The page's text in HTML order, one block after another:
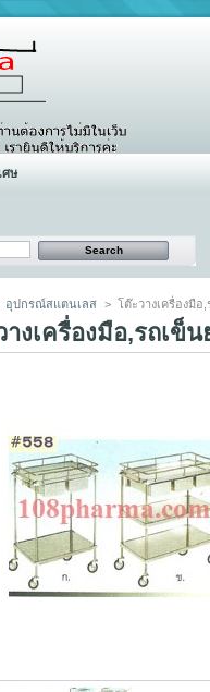
ศษ
อุปกรณ์สแตนเลส > โต๊ะวางเครื่องมือ
างเครื่องมือ,รถเข็น